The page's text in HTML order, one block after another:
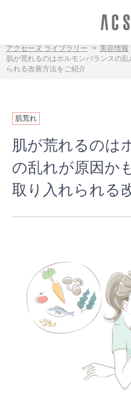
アクセーヌ ライブラリー 美容情報
肌が荒れるのはホルモンバランスの
られる改善方法をご紹介
肌が荒れるのは
の乱れが原因か
取り入れられる
肌荒れ